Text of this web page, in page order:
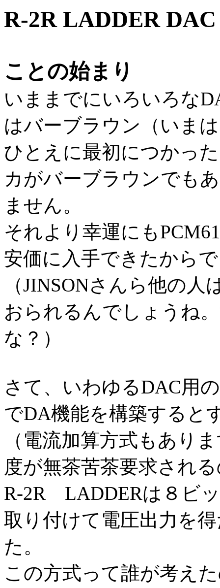
R-2R LADDER
ことの始まり
いままでにいろいろな
はバーブラウン（いま
ひとえに最初につかっ
カがバーブラウンでも
ません。
それより幸運にも
安価に入手できたから
（JINSONさんら他の
おられるんでしょうね
な？）
さて、いわゆるDAC用
でDA機能を構築すると
（電流加算方式もあり
度が無茶苦茶要求され
R-2R LADDERは８ビ
取り付けて電圧出力を
た。
この方式って誰が考え